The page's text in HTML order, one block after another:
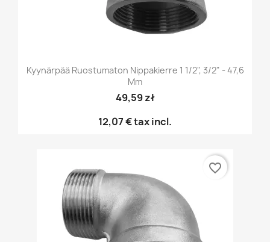
Kyynärpää Ruostumaton Nippakierre 1 1/2", 3/2" - 47,6
Mm
49,59 zł
12,07 €tax incl.
favorite_border